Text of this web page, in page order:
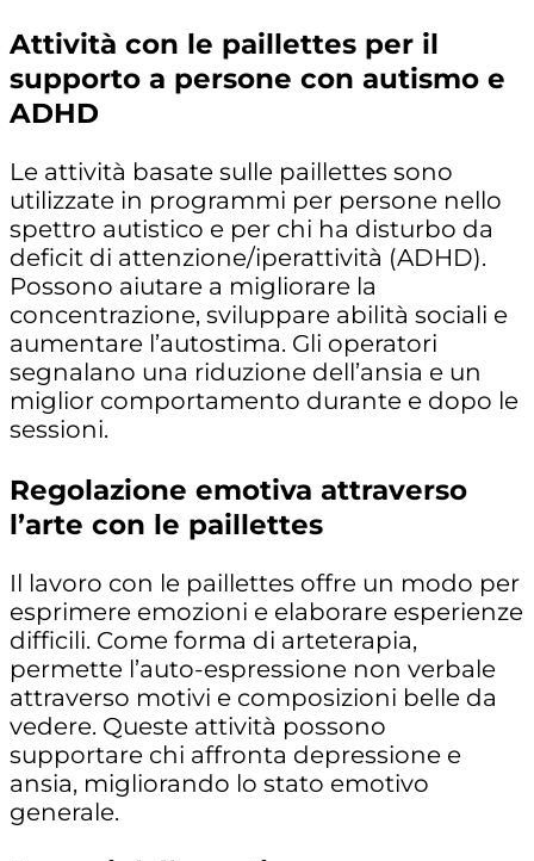
Attività con le paillettes per il
supporto a persone con autismo e
ADHD
Le attività basate sulle paillettes sono
utilizzate in programmi per persone nello
spettro autistico e per chi ha disturbo da
deficit di attenzione/iperattività (ADHD).
Possono aiutare a migliorare la
concentrazione, sviluppare abilità sociali e
aumentare l’autostima. Gli operatori
segnalano una riduzione dell’ansia e un
miglior comportamento durante e dopo le
sessioni.
Regolazione emotiva attraverso
l’arte con le paillettes
Il lavoro con le paillettes offre un modo per
esprimere emozioni e elaborare esperienze
difficili. Come forma di arteterapia,
permette l’auto-espressione non verbale
attraverso motivi e composizioni belle da
vedere. Queste attività possono
supportare chi affronta depressione e
ansia, migliorando lo stato emotivo
generale.